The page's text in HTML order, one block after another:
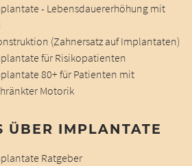
- Lebensdauererhöhung mit
(Zahnersatz auf Implantaten)
für Risikopatienten
80+ für Patienten mit
Motorik
ÜBER IMPLANTATE
Ratgeber